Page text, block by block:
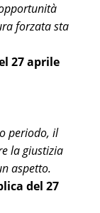
forzata sta
27 aprile
periodo, il
la giustizia
aspetto.
del 27